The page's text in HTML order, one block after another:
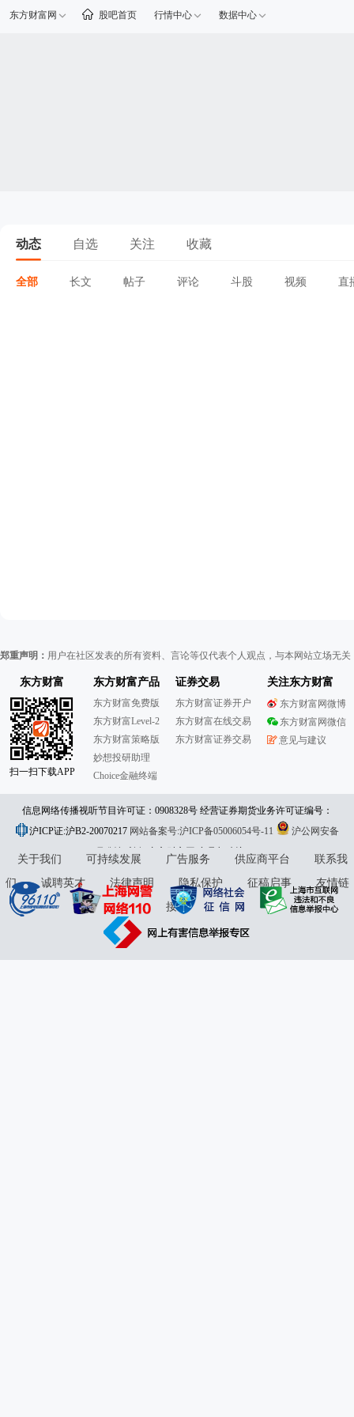
东方财富网 股吧首页 行情中心 数据中心
动态 自选 关注 收藏
全部 长文 帖子 评论 斗股 视频 直
郑重声明： 用户在社区发表的所有资料、言论等仅代表个人观点，与本网站立场无
东方财富
扫一扫下载APP
东方财富产品
东方财富免费版
东方财富Level-2
东方财富策略版
妙想投研助理
Choice金融终端
证券交易
东方财富证券开户
东方财富在线交易
东方财富证券交易
关注东方财富
东方财富网微博
东方财富网微信
意见与建议
信息网络传播视听节目许可证：0908328号 经营证券期货业务许可证编号：
913101046312860336 违法和不良信息举报:021-61278686 举报邮箱：
jubao@eastmoney.com
沪ICP证:沪B2-20070217 网站备案号:沪ICP备05006054号-11
沪公网安备
31010402000120号版权所有:东方财富网意见与建议:4000300059/952500
关于我们 可持续发展 广告服务 供应商平台
联系我
们
诚聘英才 法律声明 隐私保护 征稿启事
友情链
接